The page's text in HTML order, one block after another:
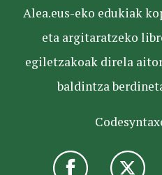
Alea.eus-eko edukiak
eta argitaratzeko
egiletzakoak direla
baldintza